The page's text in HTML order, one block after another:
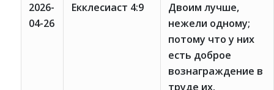
2026-
04-26
Екклесиаст 4:9
Двоим лучше,
нежели одному;
потому что у них
есть доброе
вознаграждение в
труде их.